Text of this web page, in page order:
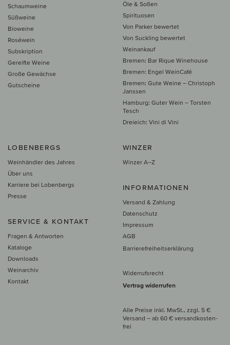
Schaumweine
Süßweine
Bioweine
Roséwein
Subskription
Gereifte Weine
Große Gewächse
Gutscheine
Öle & Soßen
Spirituosen
Von Parker bewertet
Von Suckling bewertet
Weinankauf
Bremen: Bar Rique Winehouse
Bremen: Engel WeinCafé
Bremen: Gute Weine – Christoph
Janssen
Hamburg: Guter Wein – Torsten
Tesch
Dreieich: Vini di Vini
LOBENBERGS
Weinhändler des Jahres
Über uns
Karriere bei Lobenbergs
Presse
SERVICE & KONTAKT
Fragen & Antworten
Kataloge
Downloads
Weinarchiv
Kontakt
WINZER
Winzer A–Z
INFORMATIONEN
Versand & Zahlung
Datenschutz
Impressum
AGB
Barrierefreiheitserklärung
Widerrufsrecht
Vertrag widerrufen
Alle Preise inkl. MwSt., zzgl. 5 €
Versand – ab 60 € versand­kosten­
frei